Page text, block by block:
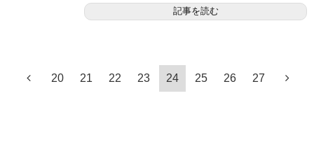
記事を読む
20 21 22 23 24 25 26 27